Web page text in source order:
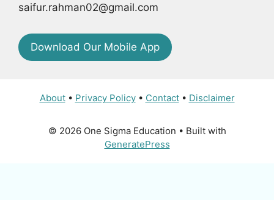
saifur.rahman02@gmail.com
Download Our Mobile App
About• Privacy Policy• Contact• Disclaimer
© 2026 One Sigma Education • Built with
GeneratePress